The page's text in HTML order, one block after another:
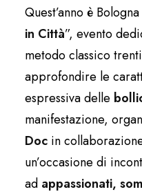
Quest’anno è
in Città”, evento
metodo classico
approfondire le
espressiva delle
manifestazione,
Doc in
un’occasione di
ad appassionati,